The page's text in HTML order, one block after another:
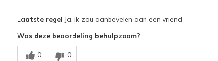
Durable
Laatste regel Ja, ik zou aanbevelen aan een vriend
Was deze beoordeling behulpzaam?
0 0